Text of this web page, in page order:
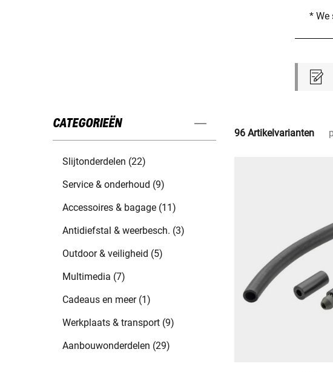
* We
CATEGORIEËN
Slijtonderdelen (22)
Service & onderhoud (9)
Accessoires & bagage (11)
Antidiefstal & weerbesch. (3)
Outdoor & veiligheid (5)
Multimedia (7)
Cadeaus en meer (1)
Werkplaats & transport (9)
Aanbouwonderdelen (29)
96 Artikelvarianten